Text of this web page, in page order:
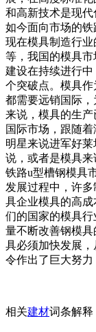
和高新技术是现代
如今面向市场的
现在模具制造行
等，我国的模具
建设在持续进行
个突破点。模具
都需要远销国际
来说，模具的生
国际市场，跟随
明星来说进军好
说，或者是模具来
铁路u型槽钢模具
发展过程中，许
具企业模具的高
们的国家的模具
量不断改善钢模
具必须加快发展
令作出了巨大努力
相关建材词条解释